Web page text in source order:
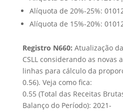
Alíquota de 20%-25%:
Alíquota de 15%-20%:
Registro N660: Atualização
CSLL considerando as novas
linhas para cálculo da
0.56). Veja como fica:
0.55 (Total das Receitas
Balanço do Período): 2021-